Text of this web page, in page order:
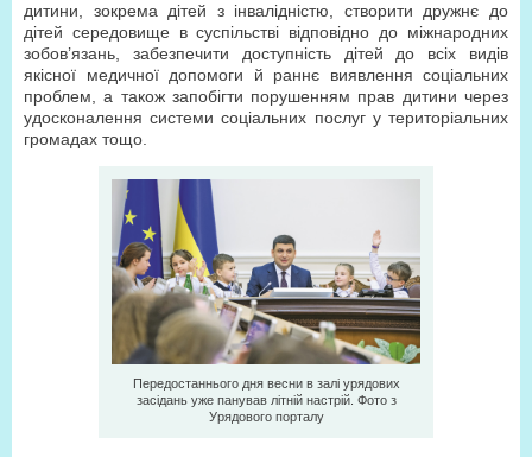
дитини, зокрема дітей з інвалідністю, створити дружнє до
дітей середовище в суспільстві відповідно до міжнародних
зобов’язань, забезпечити доступність дітей до всіх видів
якісної медичної допомоги й раннє виявлення соціальних
проблем, а також запобігти порушенням прав дитини через
удосконалення системи соціальних послуг у територіальних
громадах тощо.
Передостаннього дня весни в залі урядових
засідань уже панував літній настрій. Фото з
Урядового порталу